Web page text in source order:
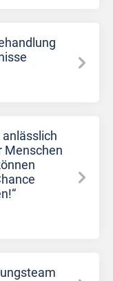
Menschen